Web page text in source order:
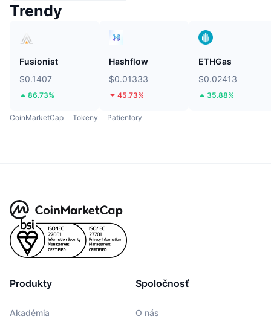
Trendy
Fusionist
$0.1407
86.73%
Hashflow
$0.01333
45.73%
ETHGas
$0.02413
35.88%
CoinMarketCap Tokeny Patientory
Produkty
Akadémia
Spoločnosť
O nás